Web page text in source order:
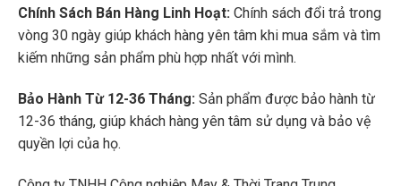
Chính Sách Bán Hàng Linh Hoạt: Chính sách đổi trả trong
vòng 30 ngày giúp khách hàng yên tâm khi mua sắm và tìm
kiếm những sản phẩm phù hợp nhất với mình.
Bảo Hành Từ 12-36 Tháng: Sản phẩm được bảo hành từ
12-36 tháng, giúp khách hàng yên tâm sử dụng và bảo vệ
quyền lợi của họ.